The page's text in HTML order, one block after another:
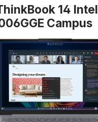
14 Intel
Campus